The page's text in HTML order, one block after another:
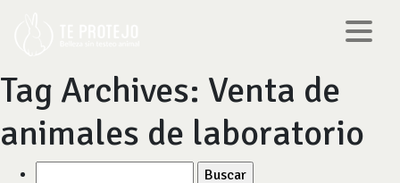
Tag Archives: Venta de
animales de laboratorio